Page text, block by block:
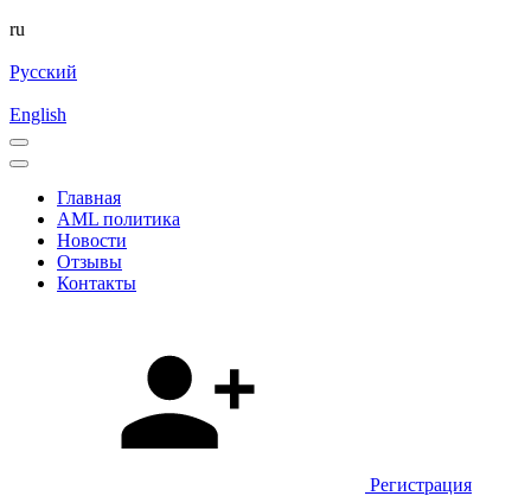
ru
Русский
English
Главная
AML политика
Новости
Отзывы
Контакты
Регистрация